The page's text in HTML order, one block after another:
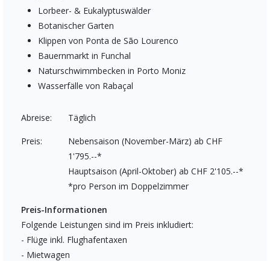
Lorbeer- & Eukalyptuswälder
Botanischer Garten
Klippen von Ponta de São Lourenco
Bauernmarkt in Funchal
Naturschwimmbecken in Porto Moniz
Wasserfälle von Rabaçal
Abreise: Täglich
Preis:
Nebensaison (November-März) ab CHF
1'795.--*
Hauptsaison (April-Oktober) ab CHF 2'105.--*
*pro Person im Doppelzimmer
Preis-Informationen
Folgende Leistungen sind im Preis inkludiert:
- Flüge inkl. Flughafentaxen
- Mietwagen